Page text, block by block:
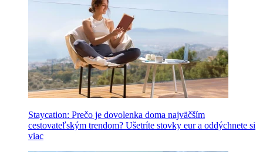
Staycation: Prečo je dovolenka doma najväčším
cestovateľským trendom? Ušetríte stovky eur a oddýchnete si
viac